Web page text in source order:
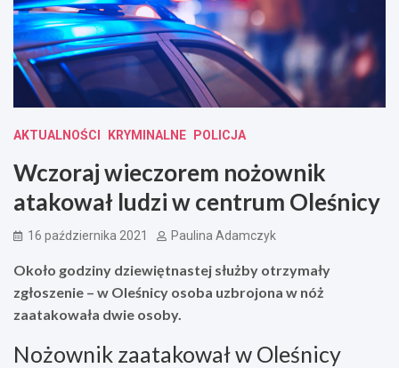
AKTUALNOŚCI KRYMINALNE POLICJA
Wczoraj wieczorem nożownik
atakował ludzi w centrum Oleśnicy
16 października 2021 Paulina Adamczyk
Około godziny dziewiętnastej służby otrzymały
zgłoszenie – w Oleśnicy osoba uzbrojona w nóż
zaatakowała dwie osoby.
Nożownik zaatakował w Oleśnicy